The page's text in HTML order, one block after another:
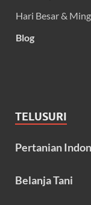
Hari Besar &
Blog
TELUSURI
Pertanian
Belanja Tani